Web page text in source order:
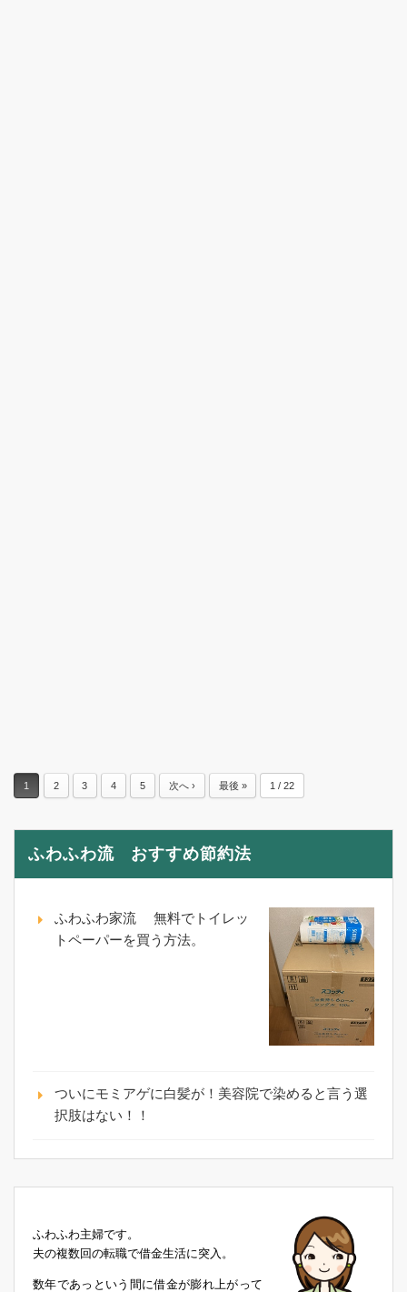
1 2 3 4 5 次へ › 最後 » 1 / 22
ふわふわ流 おすすめ節約法
ふわふわ家流 無料でトイレッ
トペーパーを買う方法。
ついにモミアゲに白髪が！美容院で染めると言う選
択肢はない！！
ふわふわ主婦です。
夫の複数回の転職で借金生活に突入。
数年であっという間に借金が膨れ上がって